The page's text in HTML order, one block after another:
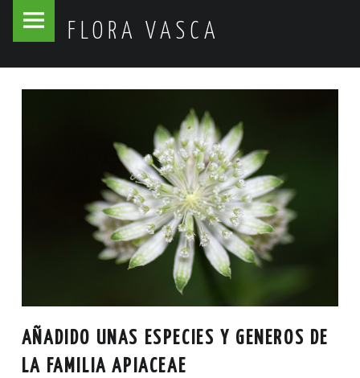
FLORA VASCA
Flora
navigation
Skip
AÑADIDO UNAS ESPECIES Y GENEROS DE
LA FAMILIA APIACEAE